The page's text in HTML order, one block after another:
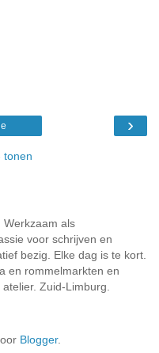
›
tonen
Werkzaam als
voor schrijven en
bezig. Elke dag is te kort.
en rommelmarkten en
Zuid-Limburg.
Blogger.